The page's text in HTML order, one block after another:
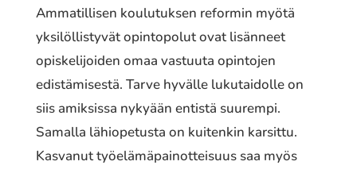
Ammatillisen koulutuksen reformin myötä
yksilöllistyvät opintopolut ovat lisänneet
opiskelijoiden omaa vastuuta opintojen
edistämisestä. Tarve hyvälle lukutaidolle on
siis amiksissa nykyään entistä suurempi.
Samalla lähiopetusta on kuitenkin karsittu.
Kasvanut työelämäpainotteisuus saa myös